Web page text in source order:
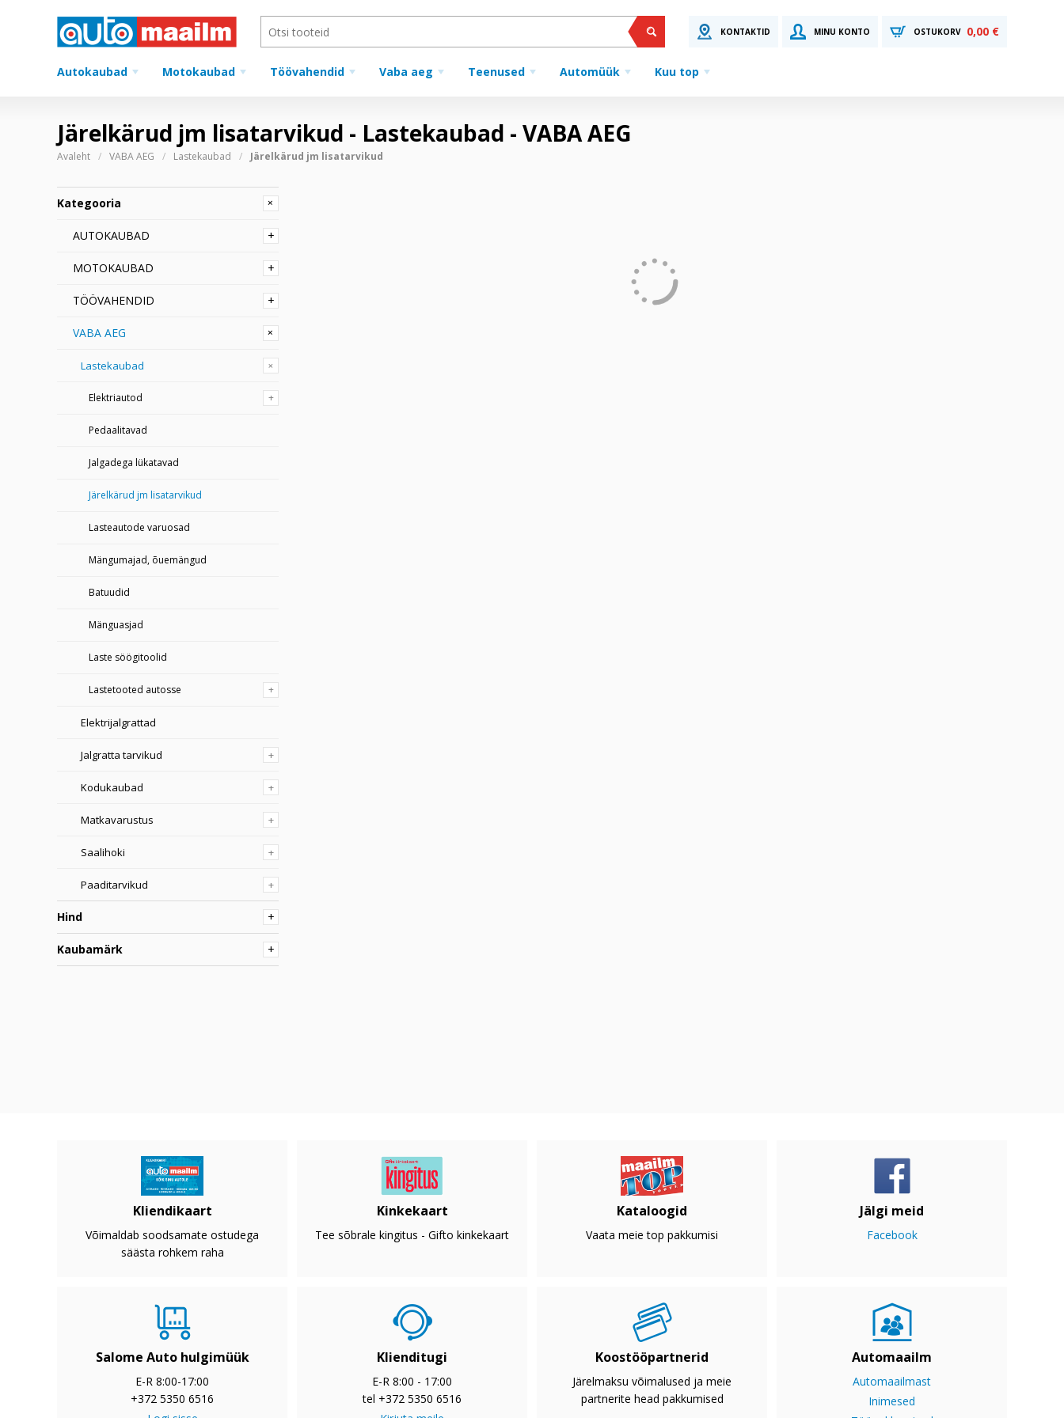
KONTAKTID MINU KONTO OSTUKORV 0,00 €
Autokaubad Motokaubad Töövahendid Vaba aeg Teenused Automüük Kuu top
Järelkärud jm lisatarvikud - Lastekaubad - VABA AEG
Avaleht VABA AEG Lastekaubad Järelkärud jm lisatarvikud
Kliendikaart
Võimaldab soodsamate ostudega
säästa rohkem raha
Kinkekaart
Tee sõbrale kingitus - Gifto kinkekaart
Kataloogid
Vaata meie top pakkumisi
Jälgi meid
Facebook
Salome Auto hulgimüük
E-R 8:00-17:00
+372 5350 6516
Klienditugi
E-R 8:00 - 17:00
tel +372 5350 6516
Koostööpartnerid
Järelmaksu võimalused ja meie
partnerite head pakkumised
Automaailm
Automaailmast
Inimesed